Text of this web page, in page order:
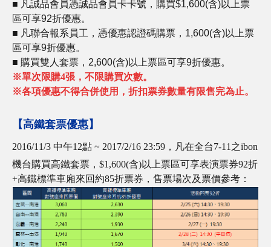
■ 凡誠品會員憑誠品會員卡卡號，購買$1,600(含)以上票
區可享92折優惠。
■ 凡聯合報系員工，憑優惠認證碼購票，1,600(含)以上票
區可享9折優惠。
■ 購買雙人套票，2,600(含)以上票區可享9折優惠。
※單次限購4張，不限購買次數。
※各項優惠不得合併使用，折扣票券數量有限售完為止。
【高鐵套票優惠】
2016/11/3 中午12點 ~ 2017/2/16 23:59，凡在全台7-11之ibon
機台購買高鐵套票，$1,600(含)以上票區可享表演票券92折
+高鐵標準車廂來回約85折票券，售票場次及票價參考：